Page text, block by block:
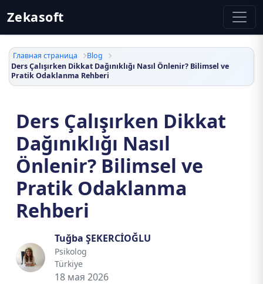
Zekasoft
Главная страница
Blog
Ders Çalışırken Dikkat Dağınıklığı Nasıl Önlenir? Bilimsel ve
Pratik Odaklanma Rehberi
Ders Çalışırken Dikkat
Dağınıklığı Nasıl
Önlenir? Bilimsel ve
Pratik Odaklanma
Rehberi
Tuğba ŞEKERCİOĞLU
Psikolog
Türkiye
18 мая 2026